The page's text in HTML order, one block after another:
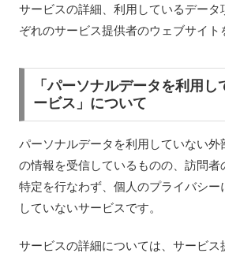
サービスの詳細、利用しているデータ
ぞれのサービス提供者のウェブサイト
「パーソナルデータを利用
ービス」について
パーソナルデータを利用していない外
の情報を受信しているものの、訪問者
特定を行なわず、個人のプライバシー
していないサービスです。
サービスの詳細については、サービス